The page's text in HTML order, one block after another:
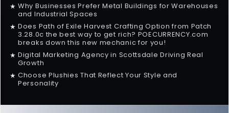
★ Why Businesses Prefer Metal Buildings for Warehouses
and Industrial Spaces
★ Does Path of Exile Harvest Crafting Option from Patch
3.28.0c the best way to get rich? POECURRENCY.com
breaks down this new mechanic for you!
★ Digital Marketing Agency in Scottsdale Driving Real
Growth
★ Choose Plushies That Reflect Your Style and
Personality